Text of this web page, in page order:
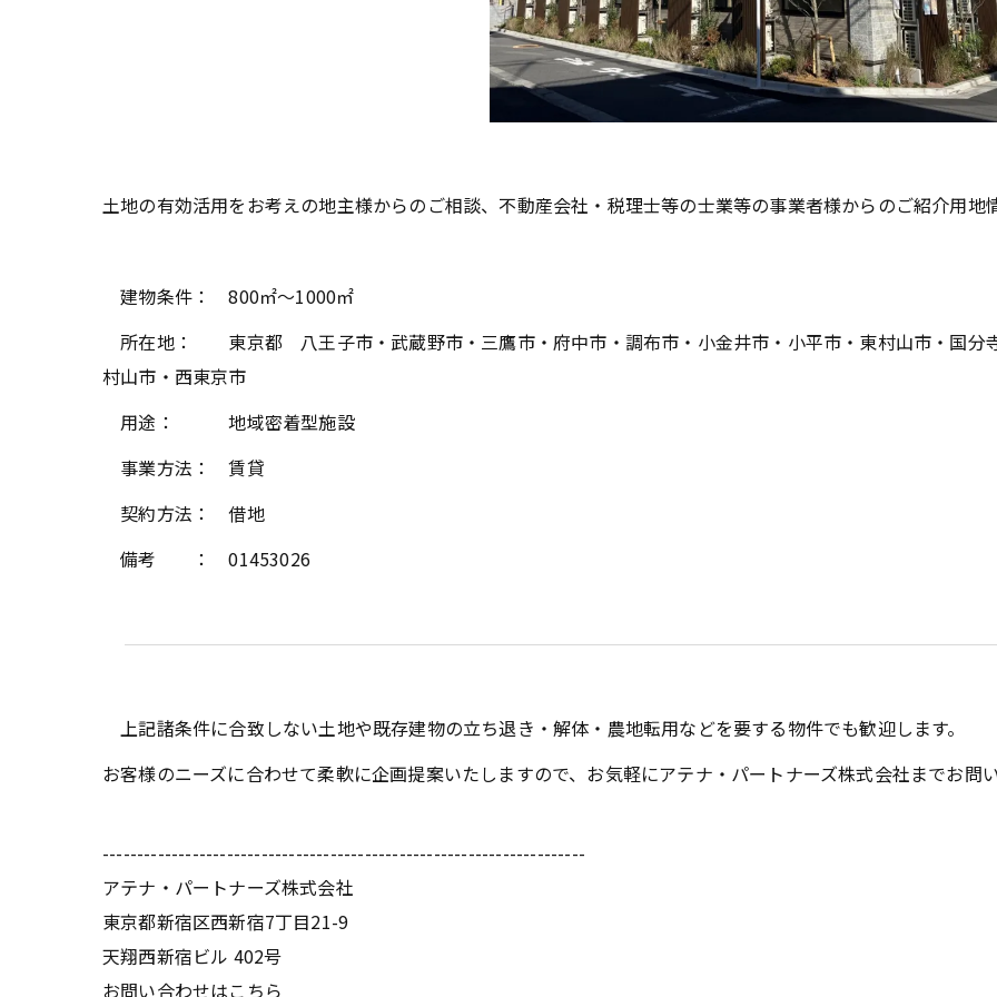
土地の有効活用をお考えの地主様からのご相談、不動産会社・税理士等の士業等の事業者様からのご紹介用地
建物条件： 800㎡～1000㎡
所在地： 東京都 八王子市・武蔵野市・三鷹市・府中市・調布市・小金井市・小平市・東村山市・国分
村山市・西東京市
用途： 地域密着型施設
事業方法： 賃貸
契約方法： 借地
備考 ： 01453026
上記諸条件に合致しない土地や既存建物の立ち退き・解体・農地転用などを要する物件でも歓迎します。
お客様のニーズに合わせて柔軟に企画提案いたしますので、お気軽にアテナ・パートナーズ株式会社までお問
----------------------------------------------------------------------
アテナ・パートナーズ株式会社
東京都新宿区西新宿7丁目21-9
天翔西新宿ビル 402号
お問い合わせはこちら